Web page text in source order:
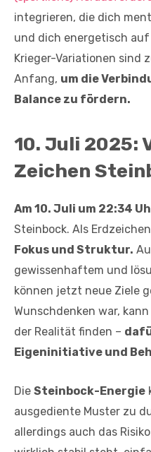
integrieren, die dich
und dich energetisch auf
Krieger-Variationen sind
Anfang, um die
Balance zu fördern.
10. Juli 2025:
Zeichen
Am 10. Juli um 22:34
Steinbock. Als
Fokus und Struktur.
gewissenhaftem und
können jetzt neue Ziele
Wunschdenken war,
der Realität finden –
Eigeninitiative und
Die Steinbock-Energie
ausgediente Muster zu
allerdings auch das